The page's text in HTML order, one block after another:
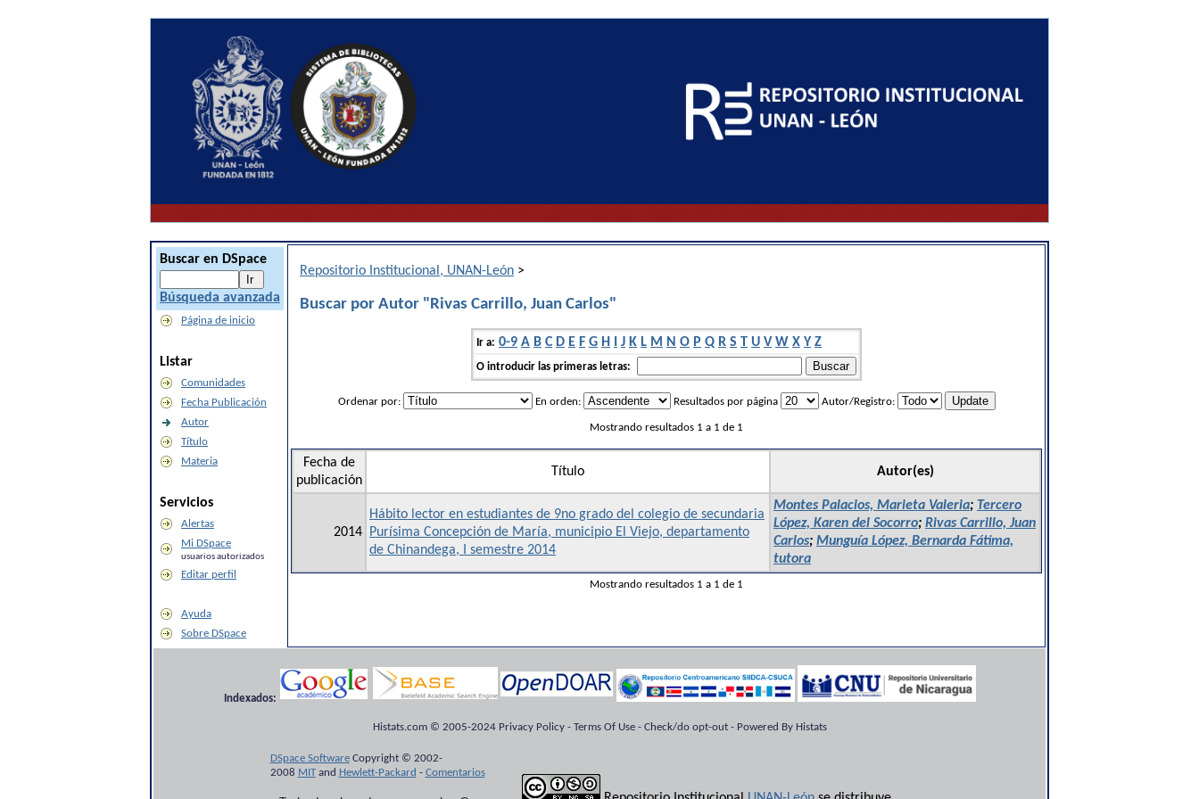
Buscar en DSpace
Búsqueda avanzada
Página de inicio
Listar
Comunidades
Fecha Publicación
Autor
Título
Materia
Servicios
Alertas
Mi DSpace
usuarios autorizados
Editar perfil
Ayuda
Sobre DSpace
Repositorio Institucional, UNAN-León >
Buscar por Autor "Rivas Carrillo, Juan Carlos"
Ir a: 0-9 A B C D E F G H I J K L M N O P Q R S T U V W X Y Z
O introducir las primeras letras:
Ordenar por: En orden: Resultados por página Autor/Registro:
Mostrando resultados 1 a 1 de 1
Fecha de
publicación
Título Autor(es)
2014
Hábito lector en estudiantes de 9no grado del colegio de secundaria
Purísima Concepción de María, municipio El Viejo, departamento
de Chinandega, I semestre 2014
Montes Palacios, Marieta Valeria; Tercero
López, Karen del Socorro; Rivas Carrillo, Juan
Carlos; Munguía López, Bernarda Fátima,
tutora
Mostrando resultados 1 a 1 de 1
Indexados:
Histats.com © 2005-2024 Privacy Policy - Terms Of Use - Check/do opt-out - Powered By Histats
DSpace SoftwareCopyright © 2002-
2008 MITand Hewlett-Packard - Comentarios